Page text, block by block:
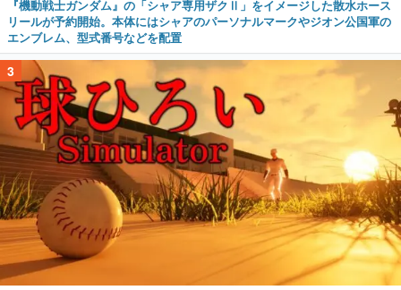
『機動戦士ガンダム』の「シャア専用ザクⅡ」をイメージした散水ホース
リールが予約開始。本体にはシャアのパーソナルマークやジオン公国軍の
エンブレム、型式番号などを配置
3